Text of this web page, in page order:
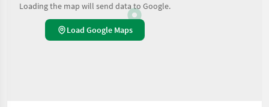
Loading the map will send data to Google.
Load Google Maps